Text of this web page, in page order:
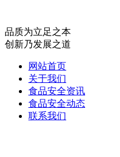
品质为立足之本
创新乃发展之道
网站首页
关于我们
食品安全资讯
食品安全动态
联系我们